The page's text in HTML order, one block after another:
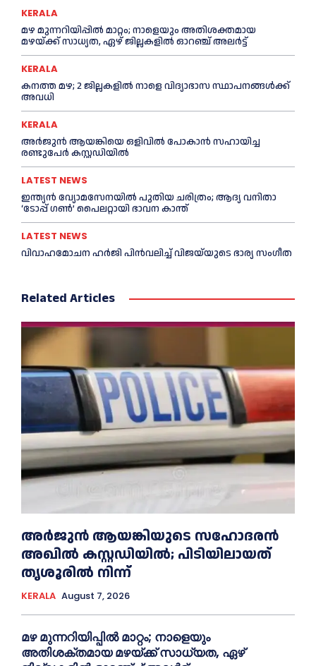
KERALA
മഴ മുന്നറിയിപ്പിൽ മാറ്റം; നാളെയും അതിശക്തമായ
മഴയ്ക്ക് സാധ്യത, ഏഴ് ജില്ലകളിൽ ഓറഞ്ച് അലർട്ട്
KERALA
കനത്ത മഴ; 2 ജില്ലകളില്‍ നാളെ വിദ്യാഭാസ സ്ഥാപനങ്ങള്‍ക്ക്
അവധി
KERALA
അര്‍ജുന്‍ ആയങ്കിയെ ഒളിവില്‍ പോകാന്‍ സഹായിച്ച
രണ്ടുപേര്‍ കസ്റ്റഡിയില്‍
LATEST NEWS
ഇന്ത്യൻ വ്യോമസേനയില്‍ പുതിയ ചരിത്രം; ആദ്യ വനിതാ
‘ടോപ്പ് ഗണ്‍’ പൈലറ്റായി ഭാവന കാന്ത്
LATEST NEWS
വിവാഹമോചന ഹര്‍ജി പിൻവലിച്ച്‌ വിജയ്‌യുടെ ഭാര്യ സംഗീത
Related Articles
അര്‍ജുന്‍ ആയങ്കിയുടെ സഹോദരന്‍
അഖില്‍ കസ്റ്റഡിയില്‍; പിടിയിലായത്
തൃശൂരില്‍ നിന്ന്
KERALA August 7, 2026
മഴ മുന്നറിയിപ്പിൽ മാറ്റം; നാളെയും
അതിശക്തമായ മഴയ്ക്ക് സാധ്യത, ഏഴ്